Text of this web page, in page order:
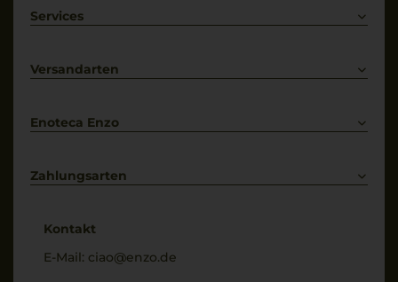
Weißwein
Services
Kontakt
Versandarten
Enoteca Enzo
Bewertungs-Richtlinien
Zahlungsarten
Kontakt
E-Mail: ciao@enzo.de